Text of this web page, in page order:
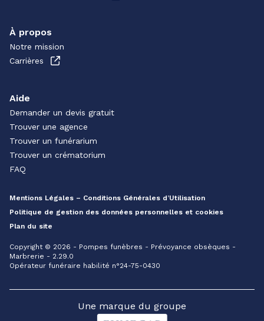
À propos
Notre mission
Carrières
Aide
Demander un devis gratuit
Trouver une agence
Trouver un funérarium
Trouver un crématorium
FAQ
Mentions Légales – Conditions Générales d’Utilisation
Politique de gestion des données personnelles et cookies
Plan du site
Copyright © 2026 - Pompes funèbres - Prévoyance obsèques -
Marbrerie - 2.29.0
Opérateur funéraire habilité n°24-75-0430
Une marque du groupe